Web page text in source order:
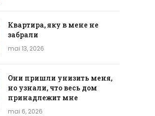
Квартира, яку в мене не
забрали
mai 13, 2026
Они пришли унизить меня,
но узнали, что весь дом
принадлежит мне
mai 6, 2026